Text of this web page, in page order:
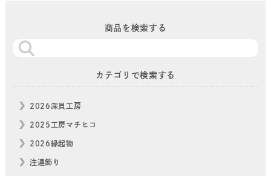
商品を検索する
カテゴリで検索する
2026深貝工房
2025工房マチヒコ
2026縁起物
注連飾り